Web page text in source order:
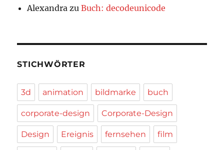
Alexandra zuBuch: decodeunicode
STICHWÖRTER
3d animation bildmarke buch
corporate-design Corporate-Design
Design Ereignis fernsehen film